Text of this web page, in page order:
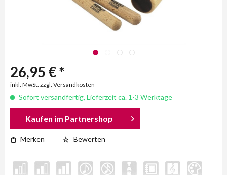
26,95 € *
inkl. MwSt. zzgl. Versandkosten
Sofort versandfertig, Lieferzeit ca. 1-3 Werktage
Kaufen im Partnershop
Merken Bewerten